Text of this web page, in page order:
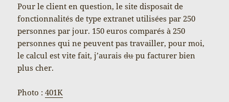
Pour le client en question, le site disposait de
fonctionnalités de type extranet utilisées par 250
personnes par jour. 150 euros comparés à 250
personnes qui ne peuvent pas travailler, pour moi,
le calcul est vite fait, j’auraisdupu facturer bien
plus cher.
Photo :401K